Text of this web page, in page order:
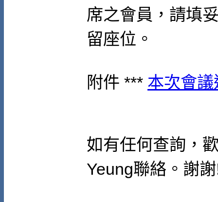
席之會員，請填
留座位。
附件 *** 本次會
如有任何查詢，
Yeung聯絡。謝謝